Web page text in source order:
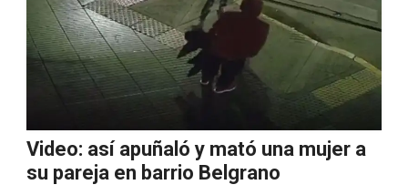
Video: así apuñaló y mató una mujer a
su pareja en barrio Belgrano